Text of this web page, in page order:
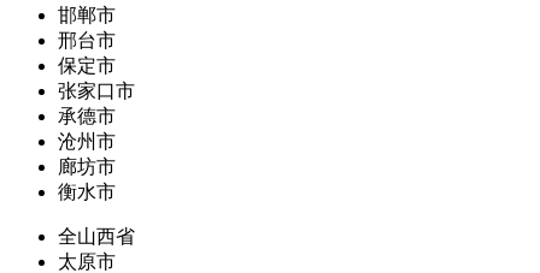
邯郸市
邢台市
保定市
张家口市
承德市
沧州市
廊坊市
衡水市
全山西省
太原市